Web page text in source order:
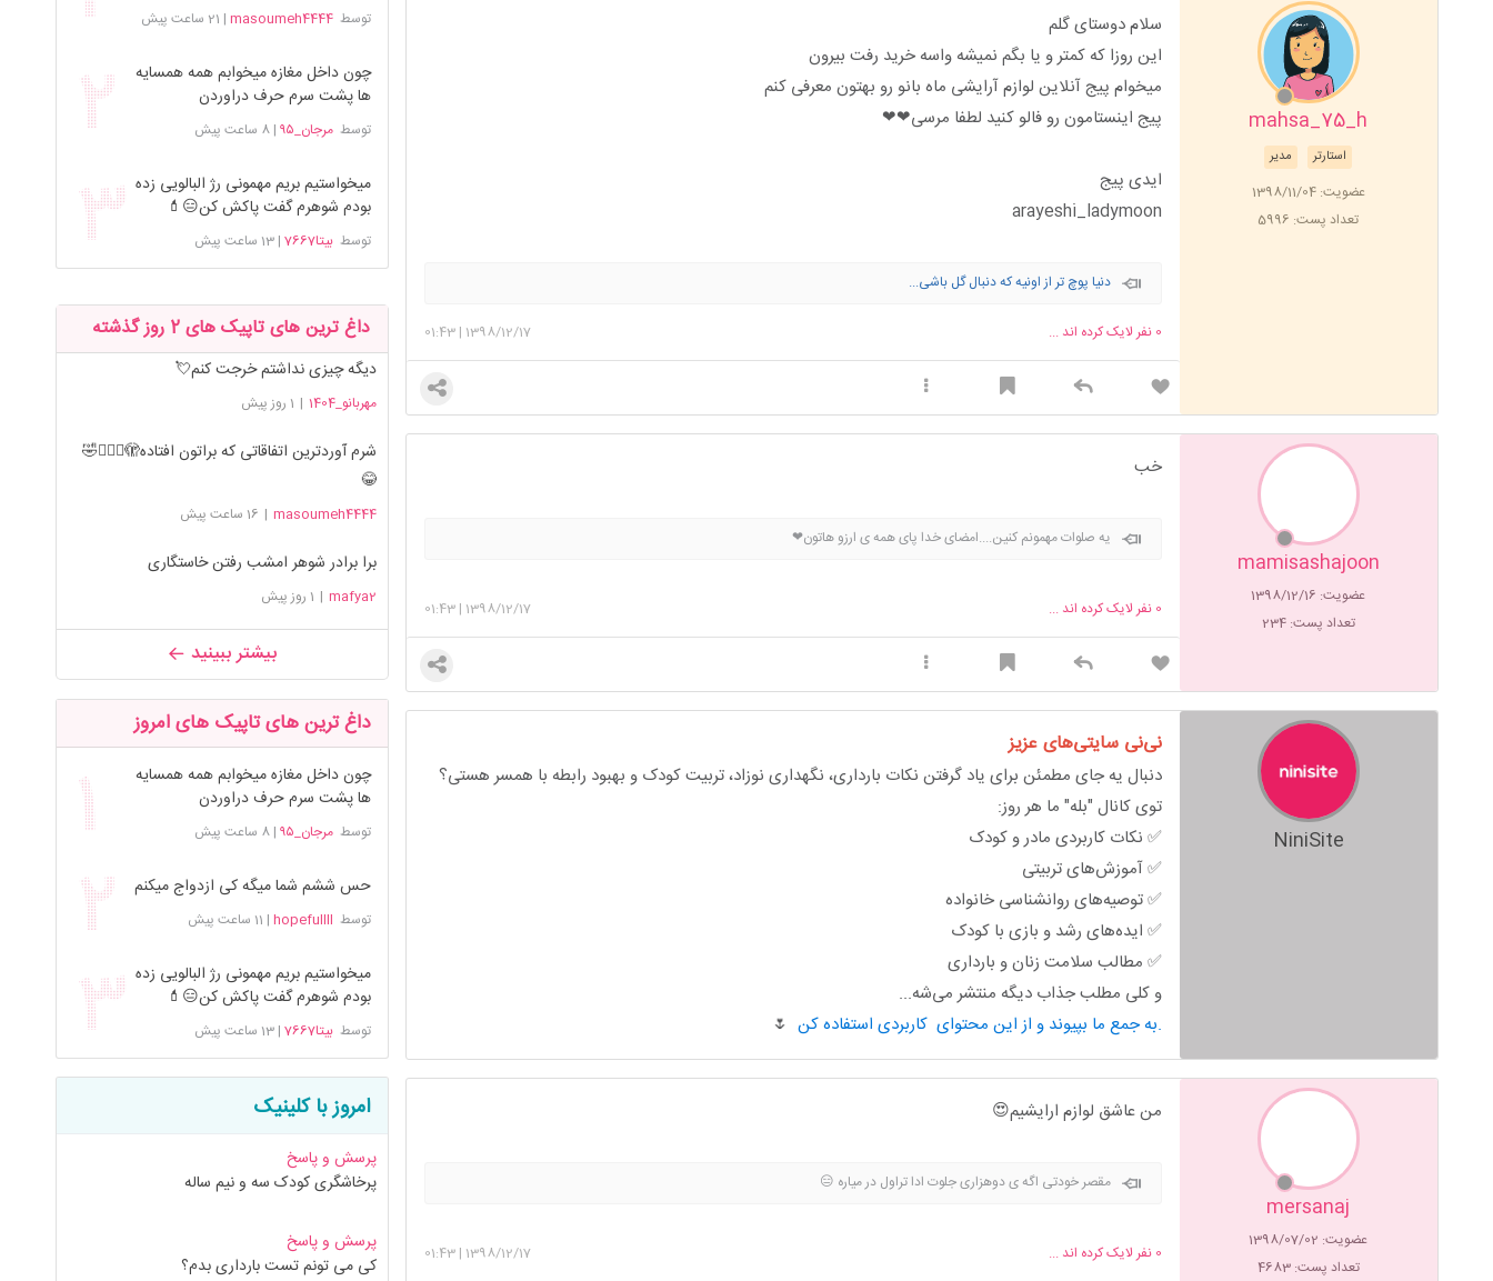
mahsa_75_h
مدیر استارتر
عضویت: 1398/11/04
تعداد پست: 5996
سلام دوستای گلم
این روزا که کمتر و یا بگم نمیشه واسه خرید رفت بیرون
میخوام پیج آنلاین لوازم آرایشی ماه بانو رو بهتون معرفی کنم
پیج اینستامون رو فالو کنید لطفا مرسی❤❤
ایدی پیج
arayeshi_ladymoon
دنیا پوچ تر از اونیه که دنبال گل باشی...
1398/12/17
|
01:43 0 نفر لایک کرده اند ...
mamisashajoon
عضویت: 1398/12/16
تعداد پست: 234
خب
یه صلوات مهمونم کنین....امضای خدا پای همه ی ارزو هاتون❤
1398/12/17
|
01:43 0 نفر لایک کرده اند ...
NiniSite
نی‌نی سایتی‌های عزیز
دنبال یه جای مطمئن برای یاد گرفتن نکات بارداری، نگهداری نوزاد، تربیت کودک و بهبود رابطه با همسر هستی؟
توی کانال "بله" ما هر روز:
✅ نکات کاربردی مادر و کودک
✅ آموزش‌های تربیتی
✅ توصیه‌های روانشناسی خانواده
✅ ایده‌های رشد و بازی با کودک
✅ مطالب سلامت زنان و بارداری
و کلی مطلب جذاب دیگه منتشر می‌شه...
به جمع ما بپیوند و از این محتوای کاربردی استفاده کن.
🌷
mersanaj
عضویت: 1398/07/02
تعداد پست: 4683
من عاشق لوازم ارایشیم😍
مقصر خودتی اگه ی دوهزاری جلوت ادا تراول در میاره 😑
1398/12/17
|
01:43 0 نفر لایک کرده اند ...
توسطmasoumeh4444
| 21 ساعت پیش
چون داخل مغازه میخوابم همه همسایه
ها پشت سرم حرف دراوردن
توسطمرجان_۹۵ |8 ساعت پیش
میخواستیم بریم مهمونی رژ البالویی زده
بودم شوهرم گفت پاکش کن😑💄
توسطبیتا7667 |13 ساعت پیش
داغ ترین های تاپیک های 2 روز گذشته
دیگه چیزی نداشتم خرجت کنم💘
مهربانو_1404 | 1 روز پیش
شرم آوردترین اتفاقاتی که براتون افتاده🫣🤦🏻‍♀️🤣
😂
masoumeh4444
| 16 ساعت پیش
برا برادر شوهر امشب رفتن خاستگاری
mafya2
| 1 روز پیش
بیشتر ببینید
داغ ترین های تاپیک های امروز
چون داخل مغازه میخوابم همه همسایه
ها پشت سرم حرف دراوردن
توسطمرجان_۹۵ |8 ساعت پیش
حس ششم شما میگه کی ازدواج میکنم
توسط hopefullll
| 11 ساعت پیش
میخواستیم بریم مهمونی رژ البالویی زده
بودم شوهرم گفت پاکش کن😑💄
توسطبیتا7667 |13 ساعت پیش
امروز با کلینیک
پرسش و پاسخ
پرخاشگری کودک سه و نیم ساله
پرسش و پاسخ
کی می تونم تست بارداری بدم؟